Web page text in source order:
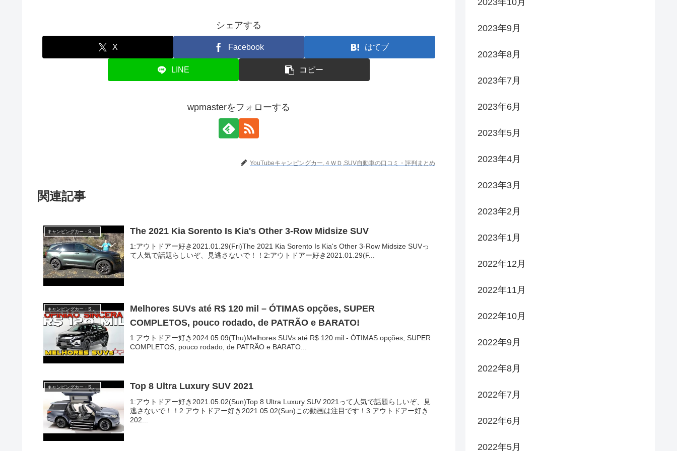
シェアする
X Facebook はてブ
LINE コピー
wpmasterをフォローする
YouTubeキャンピングカー,４ＷＤ,SUV自動車の口コミ・評判まとめ
関連記事
キャンピングカー・SUV人気車種 The 2021 Kia Sorento Is Kia's Other 3-Row Midsize SUV
1:アウトドアー好き2021.01.29(Fri)The 2021 Kia Sorento Is Kia's Other 3-Row Midsize SUVっ
て人気で話題らしいぞ、見逃さないで！！2:アウトドアー好き2021.01.29(F...
キャンピングカー・SUV人気車種
Melhores SUVs até R$ 120 mil – ÓTIMAS opções, SUPER
COMPLETOS, pouco rodado, de PATRÃO e BARATO!
1:アウトドアー好き2024.05.09(Thu)Melhores SUVs até R$ 120 mil - ÓTIMAS opções, SUPER
COMPLETOS, pouco rodado, de PATRÃO e BARATO...
Top 8 Ultra Luxury SUV 2021
1:アウトドアー好き2021.05.02(Sun)Top 8 Ultra Luxury SUV 2021って人気で話題らしいぞ、見
逃さないで！！2:アウトドアー好き2021.05.02(Sun)この動画は注目です！3:アウトドアー好き
202...
2023年9月
2023年8月
2023年7月
2023年6月
2023年5月
2023年4月
2023年3月
2023年2月
2023年1月
2022年12月
2022年11月
2022年10月
2022年9月
2022年8月
2022年7月
2022年6月
2022年5月